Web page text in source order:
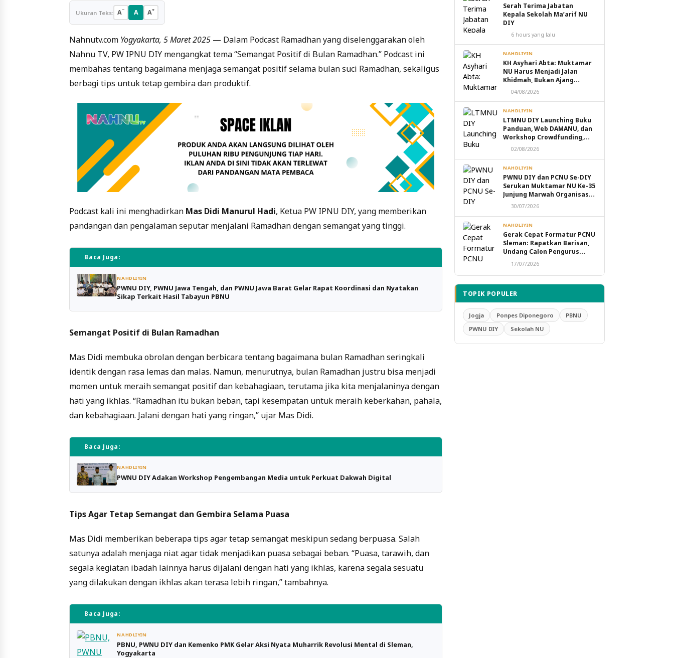
Ukuran Teks: A− A A+
Nahnutv.com Yogyakarta, 5 Maret 2025 — Dalam Podcast Ramadhan yang diselenggarakan oleh
Nahnu TV, PW IPNU DIY mengangkat tema “Semangat Positif di Bulan Ramadhan.” Podcast ini
membahas tentang bagaimana menjaga semangat positif selama bulan suci Ramadhan, sekaligus
berbagi tips untuk tetap gembira dan produktif.
Podcast kali ini menghadirkan Mas Didi Manurul Hadi, Ketua PW IPNU DIY, yang memberikan
pandangan dan pengalaman seputar menjalani Ramadhan dengan semangat yang tinggi.
Baca Juga:
NAHDLIYIN
PWNU DIY, PWNU Jawa Tengah, dan PWNU Jawa Barat Gelar Rapat Koordinasi dan Nyatakan
Sikap Terkait Hasil Tabayun PBNU
Semangat Positif di Bulan Ramadhan
Mas Didi membuka obrolan dengan berbicara tentang bagaimana bulan Ramadhan seringkali
identik dengan rasa lemas dan malas. Namun, menurutnya, bulan Ramadhan justru bisa menjadi
momen untuk meraih semangat positif dan kebahagiaan, terutama jika kita menjalaninya dengan
hati yang ikhlas. “Ramadhan itu bukan beban, tapi kesempatan untuk meraih keberkahan, pahala,
dan kebahagiaan. Jalani dengan hati yang ringan,” ujar Mas Didi.
Baca Juga:
NAHDLIYIN
PWNU DIY Adakan Workshop Pengembangan Media untuk Perkuat Dakwah Digital
Tips Agar Tetap Semangat dan Gembira Selama Puasa
Mas Didi memberikan beberapa tips agar tetap semangat meskipun sedang berpuasa. Salah
satunya adalah menjaga niat agar tidak menjadikan puasa sebagai beban. “Puasa, tarawih, dan
segala kegiatan ibadah lainnya harus dijalani dengan hati yang ikhlas, karena segala sesuatu
yang dilakukan dengan ikhlas akan terasa lebih ringan,” tambahnya.
Baca Juga:
NAHDLIYIN
PBNU, PWNU DIY dan Kemenko PMK Gelar Aksi Nyata Muharrik Revolusi Mental di Sleman,
Yogyakarta
Serah Terima Jabatan
Kepala Sekolah Ma’arif NU
DIY
6 hours yang lalu
NAHDLIYIN
KH Asyhari Abta: Muktamar
NU Harus Menjadi Jalan
Khidmah, Bukan Ajang
Perebutan Kekuasaan
04/08/2026
NAHDLIYIN
LTMNU DIY Launching Buku
Panduan, Web DAMANU, dan
Workshop Crowdfunding,
Perkuat Transformasi
02/08/2026
NAHDLIYIN
PWNU DIY dan PCNU Se-DIY
Serukan Muktamar NU Ke-35
Junjung Marwah Organisasi,
Tolak Politik Transaksional
30/07/2026
NAHDLIYIN
Gerak Cepat Formatur PCNU
Sleman: Rapatkan Barisan,
Undang Calon Pengurus
Taaruf Malam Ini
17/07/2026
TOPIK POPULER
Jogja Ponpes Diponegoro
PBNU
PWNU DIY
Sekolah NU